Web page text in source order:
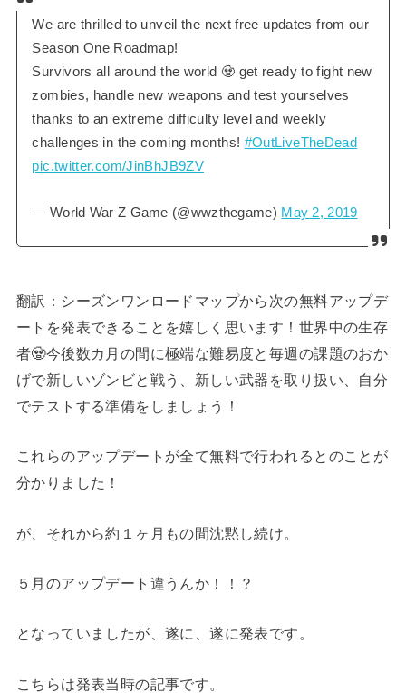
We are thrilled to unveil the next free updates from our
Season One Roadmap!
Survivors all around the world 🧟 get ready to fight new
zombies, handle new weapons and test yourselves
thanks to an extreme difficulty level and weekly
challenges in the coming months! #OutLiveTheDead
pic.twitter.com/JinBhJB9ZV
— World War Z Game (@wwzthegame) May 2, 2019
翻訳：シーズンワンロードマップから次の無料アップデ
ートを発表できることを嬉しく思います！世界中の生存
者🧟今後数カ月の間に極端な難易度と毎週の課題のおか
げで新しいゾンビと戦う、新しい武器を取り扱い、自分
でテストする準備をしましょう！
これらのアップデートが全て無料で行われるとのことが
分かりました！
が、それから約１ヶ月もの間沈黙し続け。
５月のアップデート違うんか！！？
となっていましたが、遂に、遂に発表です。
こちらは発表当時の記事です。